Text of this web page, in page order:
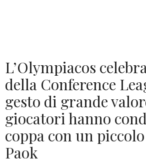
L’Olympiacos
della Conference
gesto di grande
giocatori hanno
coppa con un
Paok